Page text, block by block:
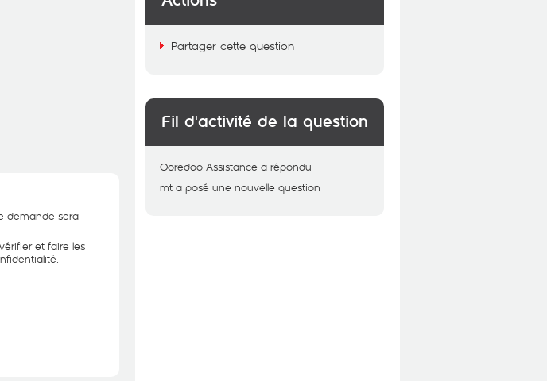
demande sera
et faire les
Partager cette question
Fil d'activité de la question
Ooredoo Assistance a répondu
mt a posé une nouvelle question